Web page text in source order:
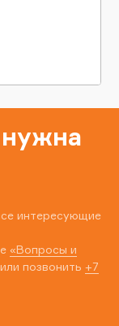
интересующие
«Вопросы и
позвонить +7